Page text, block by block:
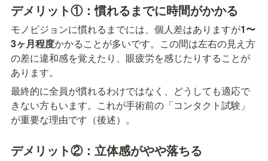
デメリット①：慣れるまでに時間がかかる
モノビジョンに慣れるまでには、個人差はありますが1〜
3ヶ月程度かかることが多いです。この間は左右の見え方
の差に違和感を覚えたり、眼疲労を感じたりすることが
あります。
最終的に全員が慣れるわけではなく、どうしても適応で
きない方もいます。これが手術前の「コンタクト試験」
が重要な理由です（後述）。
デメリット②：立体感がやや落ちる